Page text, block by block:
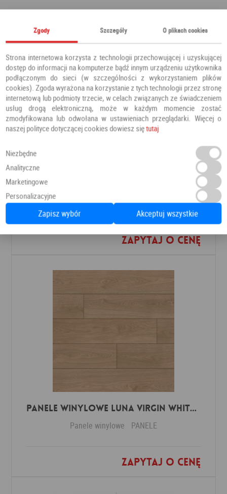
Panele winylowe PANELE
Zapytaj o cenę
Dodaj do ulubionych
Panele winylowe Luna virgin white 57588 Klasa 34 3 mm
Panele winylowe PANELE
Zapytaj o cenę
Dodaj do ulubionych
Zgody Szczegóły O plikach cookies
Strona internetowa korzysta z technologii przechowującej i uzyskującej
dostęp do informacji na komputerze bądź innym urządzeniu użytkownika
podłączonym do sieci (w szczególności z wykorzystaniem plików
cookies). Zgoda wyrażona na korzystanie z tych technologii przez stronę
internetową lub podmioty trzecie, w celach związanych ze świadczeniem
usług drogą elektroniczną, może w każdym momencie zostać
zmodyfikowana lub odwołana w ustawieniach przeglądarki. Więcej o
naszej polityce dotyczącej cookies dowiesz siętutaj
Niezbędne
Analityczne
Marketingowe
Personalizacyjne
Zapisz wybór Akceptuj wszystkie